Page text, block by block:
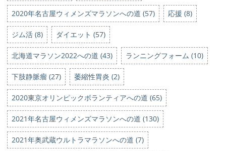
2020年名古屋ウィメンズマラソンへの道 (57) 応援 (8)
ジム活 (8) ダイエット (57)
北海道マラソン2022への道 (43) ランニングフォーム (10)
下肢静脈瘤 (27) 萎縮性胃炎 (2)
2020東京オリンピックボランティアへの道 (65)
2021年名古屋ウィメンズマラソンへの道 (130)
2021年奥武蔵ウルトラマラソンへの道 (7)